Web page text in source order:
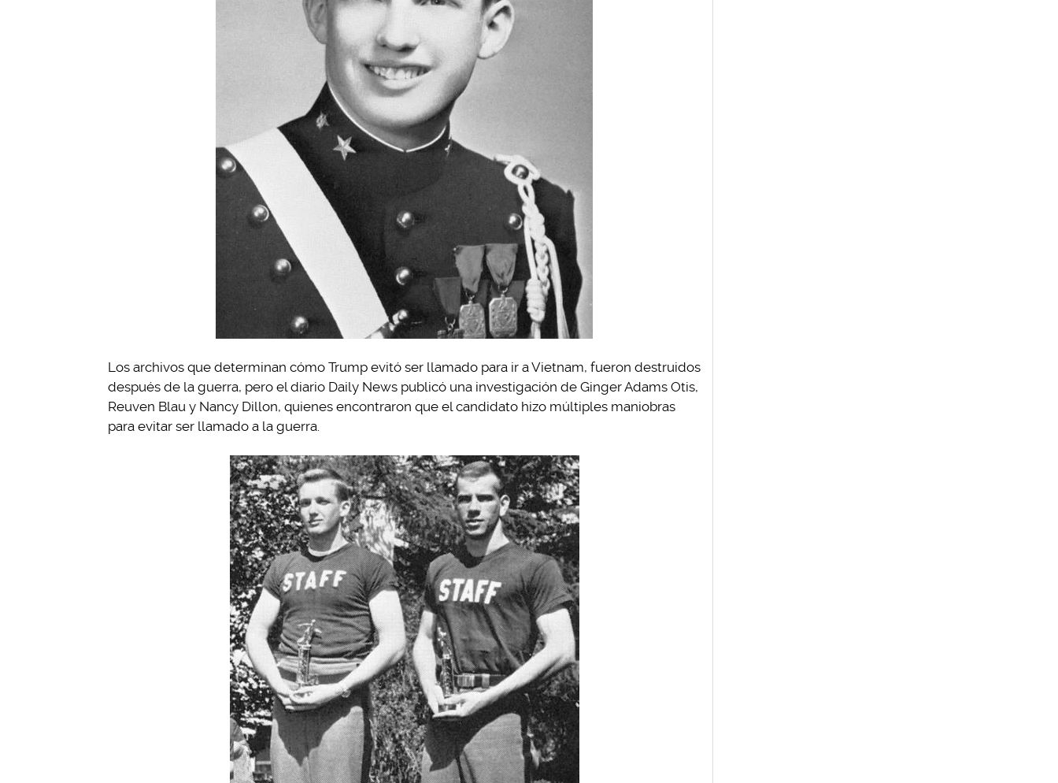
Los archivos que determinan cómo Trump evitó ser llamado para ir a Vietnam, fueron destruidos
después de la guerra, pero el diario Daily News publicó una investigación de Ginger Adams Otis,
Reuven Blau y Nancy Dillon, quienes encontraron que el candidato hizo múltiples maniobras
para evitar ser llamado a la guerra.